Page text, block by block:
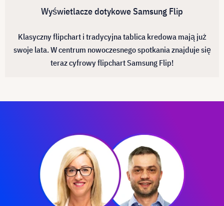
Wyświetlacze dotykowe Samsung Flip
Klasyczny flipchart i tradycyjna tablica kredowa mają już
swoje lata. W centrum nowoczesnego spotkania znajduje się
teraz cyfrowy flipchart Samsung Flip!